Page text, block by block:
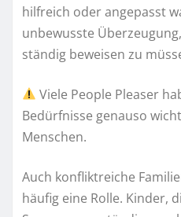
hilfreich oder angepasst
unbewusste
ständig beweisen zu
Viele People Pleaser
Bedürfnisse genauso
Menschen.
Auch konfliktreiche
häufig eine Rolle. Kinder,